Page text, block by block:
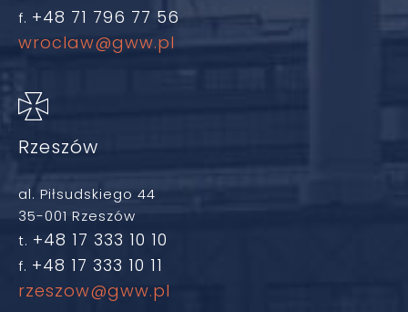
f. +48 71 796 77 56
wroclaw@gww.pl
Rzeszów
al. Piłsudskiego 44
35-001 Rzeszów
t. +48 17 333 10 10
f. +48 17 333 10 11
rzeszow@gww.pl